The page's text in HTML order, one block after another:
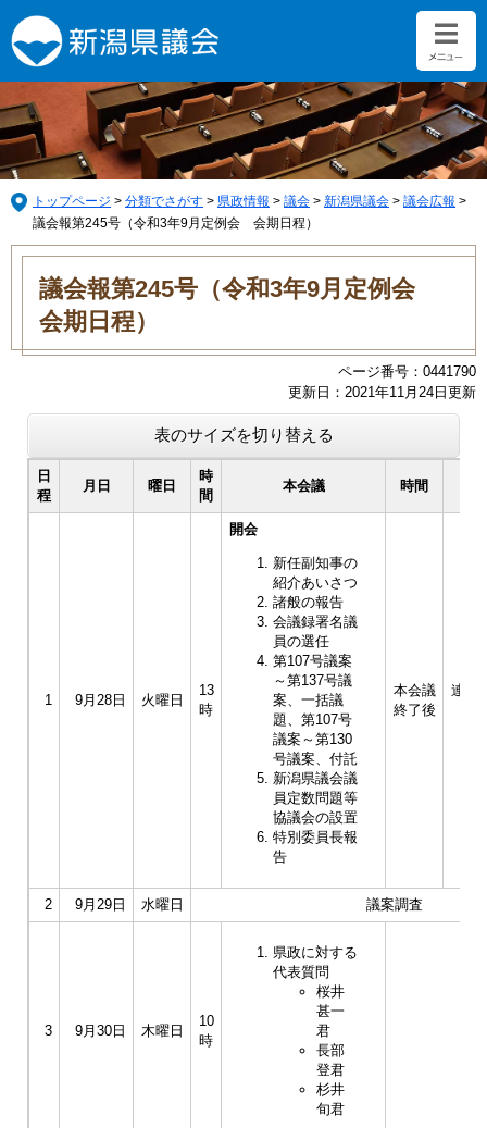
ー
ジ
の
先
頭
で
す。
ニ
ュ
ー
を
飛
ば
し
て
トップページ > 分類でさがす > 県政情報 > 議会 > 新潟県議会 > 議会広報 >
議会報第245号（令和3年9月定例会 会期日程）
本
議会報第245号（令和3年9月定例会
会期日程）
ページ番号：0441790
更新日：2021年11月24日更新
表のサイズを切り替える
日
程
月日 曜日
時
間
本会議 時間
1 9月28日 火曜日
13
時
開会
新任副知事の
紹介あいさつ
諸般の報告
会議録署名議
員の選任
第107号議案
～第137号議
案、一括議
題、第107号
議案～第130
号議案、付託
新潟県議会議
員定数問題等
協議会の設置
特別委員長報
告
本会議
終了後
連合
2 9月29日 水曜日 議案調査
3 9月30日 木曜日
10
時
県政に対する
代表質問
桜井
甚一
君
長部
登君
杉井
旬君